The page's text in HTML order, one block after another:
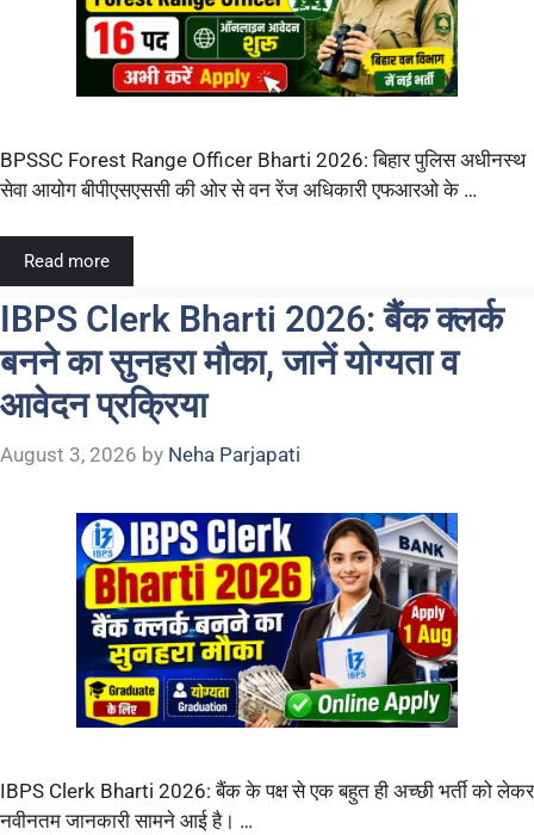
BPSSC Forest Range Officer Bharti 2026: बिहार पुलिस अधीनस्थ
सेवा आयोग बीपीएसएससी की ओर से वन रेंज अधिकारी एफआरओ के …
Read more
IBPS Clerk Bharti 2026: बैंक क्लर्क
बनने का सुनहरा मौका, जानें योग्यता व
आवेदन प्रक्रिया
August 3, 2026 by Neha Parjapati
IBPS Clerk Bharti 2026: बैंक के पक्ष से एक बहुत ही अच्छी भर्ती को लेकर
नवीनतम जानकारी सामने आई है। …